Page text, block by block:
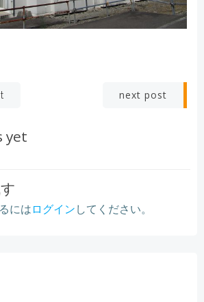
next post
yet
にはログインしてください。